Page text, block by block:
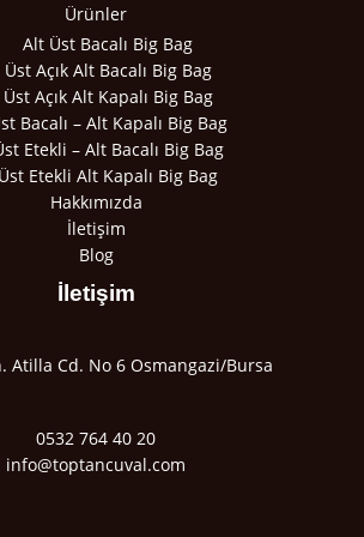
Ürünler
Alt Üst Bacalı Big Bag
Üst Açık Alt Bacalı Big Bag
Üst Açık Alt Kapalı Big Bag
Bacalı – Alt Kapalı Big Bag
Etekli – Alt Bacalı Big Bag
Üst Etekli Alt Kapalı Big Bag
Hakkımızda
İletişim
Blog
İletişim
Atilla Cd. No 6 Osmangazi/Bursa
0532 764 40 20
info@toptancuval.com